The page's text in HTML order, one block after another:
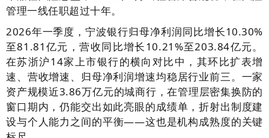
管理一线任职超过十年。
2026年一季度，宁波银行归母净利润同比增长10.30%
至81.81亿元，营收同比增长10.21%至203.84亿元。
在苏浙沪14家上市银行的横向对比中，其环比扩表增
速、营收增速、归母净利润增速均稳居行业前三。一家
资产规模近3.86万亿元的城商行，在管理层密集换防的
窗口期内，仍能交出如此亮眼的成绩单，折射出制度建
设与个人能力之间的平衡——这也是机构成熟度的关键